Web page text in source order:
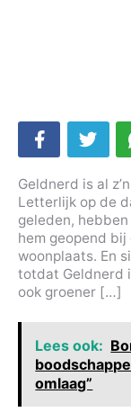
Geldnerd is al
Letterlijk op de
geleden,
hem geopend
woonplaats. En
totdat Geldnerd
ook groener […]
Lees ook:
omlaag”